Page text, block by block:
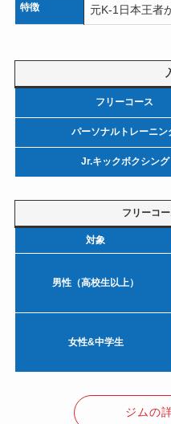
特徴 元K-1日本王者
フリーコース
パーソナルトレーニン
Jr.キックボクシング
フリーコー
対象
男性（高校生以上）
女性&中学生
ジムの